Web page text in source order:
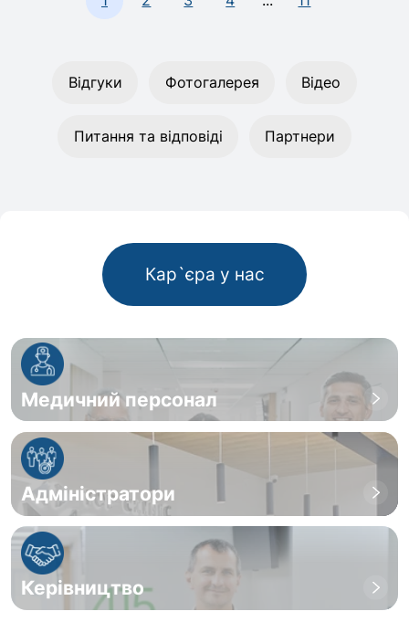
Відгуки Фотогалерея Відео
Питання та відповіді Партнери
Кар`єра у нас
Медичний персонал
Адміністратори
Керівництво